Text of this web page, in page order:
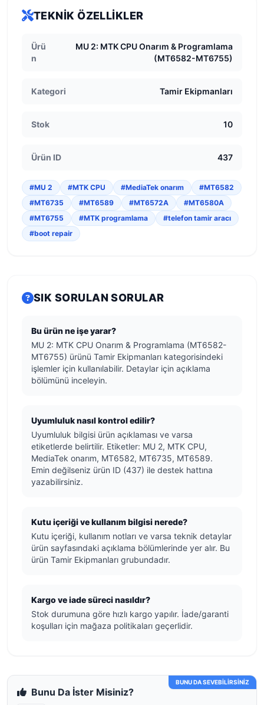
TEKNIK ÖZELLIKLER
Ürü
n
MU 2: MTK CPU Onarım & Programlama
(MT6582-MT6755)
Kategori Tamir Ekipmanları
Stok 10
Ürün ID 437
#MU 2 #MTK CPU #MediaTek onarım
#MT6582
#MT6735
#MT6589 #MT6572A
#MT6580A
#MT6755
#MTK programlama
#telefon tamir aracı
#boot repair
SIK SORULAN SORULAR
Bu ürün ne işe yarar?
MU 2: MTK CPU Onarım & Programlama (MT6582-
MT6755) ürünü Tamir Ekipmanları kategorisindeki
işlemler için kullanılabilir. Detaylar için açıklama
bölümünü inceleyin.
Uyumluluk nasıl kontrol edilir?
Uyumluluk bilgisi ürün açıklaması ve varsa
etiketlerde belirtilir. Etiketler: MU 2, MTK CPU,
MediaTek onarım, MT6582, MT6735, MT6589.
Emin değilseniz ürün ID (437) ile destek hattına
yazabilirsiniz.
Kutu içeriği ve kullanım bilgisi nerede?
Kutu içeriği, kullanım notları ve varsa teknik detaylar
ürün sayfasındaki açıklama bölümlerinde yer alır. Bu
ürün Tamir Ekipmanları grubundadır.
Kargo ve iade süreci nasıldır?
Stok durumuna göre hızlı kargo yapılır. İade/garanti
koşulları için mağaza politikaları geçerlidir.
BUNU DA SEVEBİLİRSİNİZ
Bunu Da İster Misiniz?